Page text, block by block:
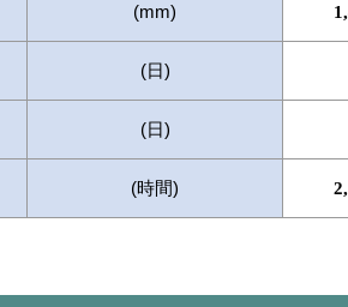
(mm)
(日)
(日)
(時間)